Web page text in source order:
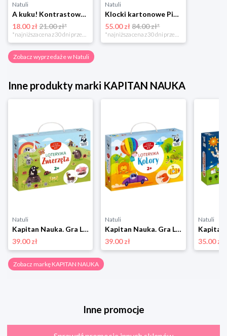
Natuli
A kuku! Kontrastowe obrazki. Karty kontrastowe + poradnik 0+ Edgard
18.00 zł21.00 zł*
*najniższa cena z 30 dni przed obniżką
Natuli
Klocki kartonowe Piramida Zabaw. Owoce i Warzywa Piramida zabaw
55.00 zł 84.00 zł*
*najniższa cena z 30 dni przed obniżką
Zobacz wyprzedaże w Natuli
Inne produkty marki KAPITAN NAUKA
Natuli
Kapitan Nauka. Gra Loteryjka Zwierzęta 2+ Kapitan nauka
39.00 zł
Natuli
Kapitan Nauka. Gra Loteryjka. Kolory 2+ Kapitan nauka
39.00 zł
Natuli
35.00 zł
Zobacz markę KAPITAN NAUKA
Inne promocje